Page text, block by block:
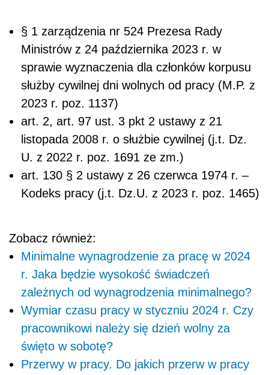
§ 1 zarządzenia nr 524 Prezesa Rady
Ministrów z 24 października 2023 r. w
sprawie wyznaczenia dla członków korpusu
służby cywilnej dni wolnych od pracy (M.P. z
2023 r. poz. 1137)
art. 2, art. 97 ust. 3 pkt 2 ustawy z 21
listopada 2008 r. o służbie cywilnej (j.t. Dz.
U. z 2022 r. poz. 1691 ze zm.)
art. 130 § 2 ustawy z 26 czerwca 1974 r. –
Kodeks pracy (j.t. Dz.U. z 2023 r. poz. 1465)
Zobacz również:
Minimalne wynagrodzenie za pracę w 2024
r. Jaka będzie wysokość świadczeń
zależnych od wynagrodzenia minimalnego?
Wymiar czasu pracy w styczniu 2024 r. Czy
pracownikowi należy się dzień wolny za
święto w sobotę?
Przerwy w pracy. Do jakich przerw w pracy